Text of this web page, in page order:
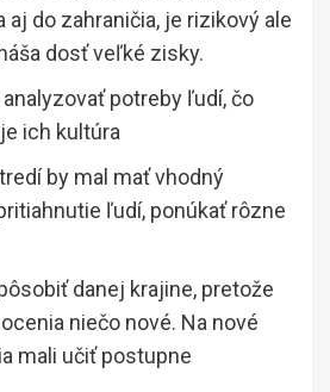
aj do zahraničia, je rizikový ale
dosť veľké zisky.
potreby ľudí, čo
ich kultúra
by mal mať vhodný
ľudí, ponúkať rôzne
danej krajine, pretože
niečo nové. Na nové
mali učiť postupne